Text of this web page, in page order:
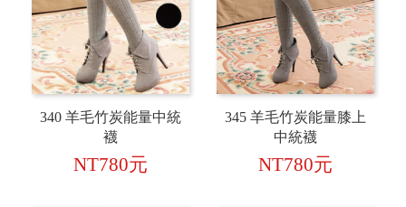
340 羊毛竹炭能量中統
襪
NT780元
345 羊毛竹炭能量膝上
中統襪
NT780元